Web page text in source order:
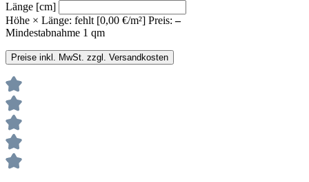
Länge [cm]
Höhe × Länge: fehlt [0,00 €/m²] Preis:–
Mindestabnahme 1 qm
Preise inkl. MwSt. zzgl. Versandkosten